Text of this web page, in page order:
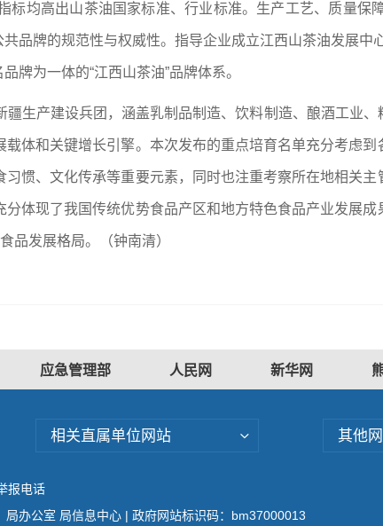
均高出山茶油国家标准、行业标准。生产工艺、质量保
品牌的规范性与权威性。指导企业成立江西山茶油发展中
牌为一体的“江西山茶油”品牌体系。
生产建设兵团，涵盖乳制品制造、饮料制造、酿酒工业、
体和关键增长引擎。本次发布的重点培育名单充分考虑到
惯、文化传承等重要元素，同时也注重考察所在地相关主
体现了我国传统优势食品产区和地方特色食品产业发展成
品发展格局。 （钟南清）
应急管理部 人民网 新华网
相关直属单位网站 其他
报电话
局办公室 局信息中心 | 政府网站标识码：bm37000013